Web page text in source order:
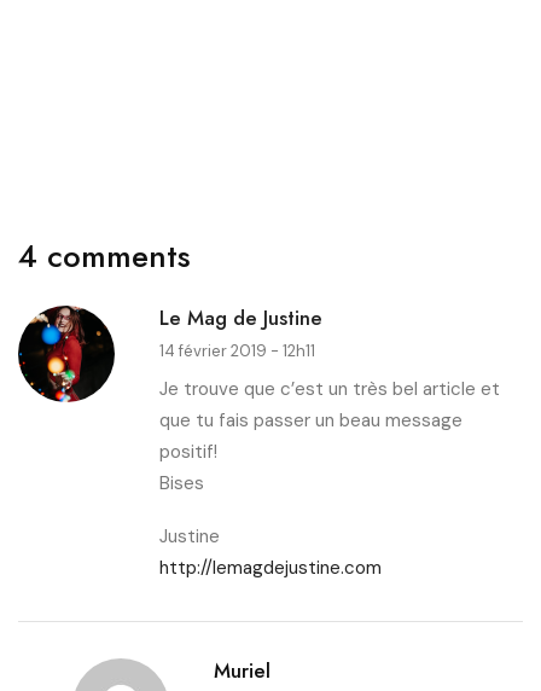
4 comments
Le Mag de Justine
14 février 2019 - 12h11
Je trouve que c’est un très bel article et
que tu fais passer un beau message
positif!
Bises
Justine
http://lemagdejustine.com
Muriel